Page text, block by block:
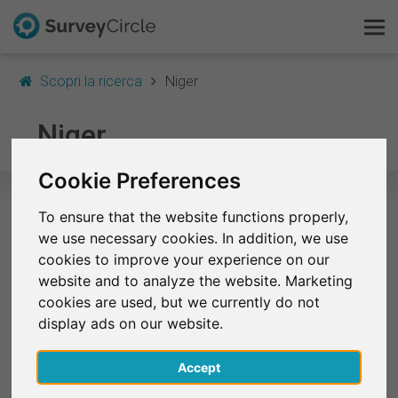
Cookie Preferences
To ensure that the website functions properly,
we use necessary cookies. In addition, we use
cookies to improve your experience on our
website and to analyze the website. Marketing
cookies are used, but we currently do not
display ads on our website.
Accept
Scopri la ricerca Niger
Niger
Studi selezionati in Niger
Attualmente non ci sono studi da Niger elencati su
SurveyCircle.
FAQ
Registrati gratis
Accedi
English